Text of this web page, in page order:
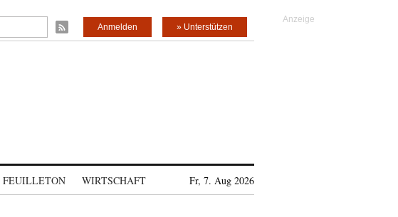
» Unterstützen
Anmelden
FEUILLETON WIRTSCHAFT Fr, 7. Aug 2026